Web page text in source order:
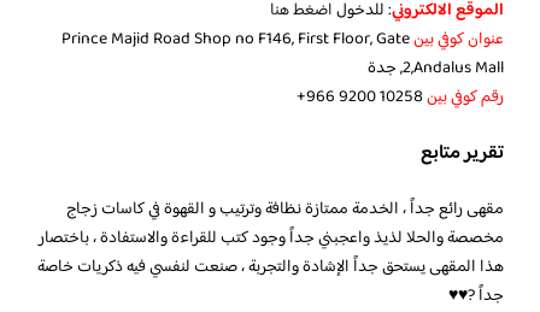
الموقع الالكتروني: للدخولاضغط هنا
عنوان كوفي بينPrince Majid Road Shop no F146, First Floor, Gate
2,Andalus Mall, جدة
رقم كوفي بين
تقرير متابع
مقهى رائع جداً ، الخدمة ممتازة نظافة وترتيب و القهوة في كاسات زجاج
مخصصة والحلا لذيذ واعجبني جداً وجود كتب للقراءة والاستفادة ، باختصار
هذا المقهى يستحق جداً الإشادة والتجربة ، صنعت لنفسي فيه ذكريات خاصة
جداً ?♥️♥️